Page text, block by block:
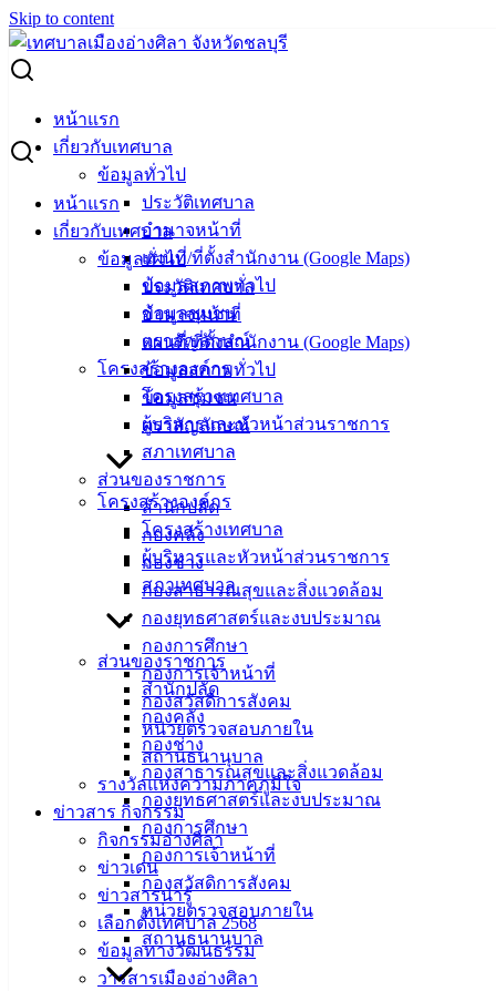
Skip to content
หน้าแรก
เกี่ยวกับเทศบาล
ข้อมูลทั่วไป
ประวัติเทศบาล
อำนาจหน้าที่
แผนที่/ที่ตั้งสำนักงาน (Google Maps)
ข้อมูลสภาพทั่วไป
ข้อมูลชุมชน
ตราสัญลักษณ์
โครงสร้างองค์กร
โครงสร้างเทศบาล
ผู้บริหารและหัวหน้าส่วนราชการ
สภาเทศบาล
ส่วนของราชการ
สำนักปลัด
กองคลัง
กองช่าง
กองสาธารณสุขและสิ่งแวดล้อม
กองยุทธศาสตร์และงบประมาณ
กองการศึกษา
กองการเจ้าหน้าที่
กองสวัสดิการสังคม
หน่วยตรวจสอบภายใน
สถานธนานุบาล
รางวัลแห่งความภาคภูมิใจ
ข่าวสาร กิจกรรม
กิจกรรมอ่างศิลา
ข่าวเด่น
ข่าวสารน่ารู้
เลือกตั้งเทศบาล 2568
ข้อมูลทางวัฒนธรรม
วารสารเมืองอ่างศิลา
หน้าแรก
เกี่ยวกับเทศบาล
ข้อมูลทั่วไป
ประวัติเทศบาล
อำนาจหน้าที่
แผนที่/ที่ตั้งสำนักงาน (Google Maps)
ข้อมูลสภาพทั่วไป
ข้อมูลชุมชน
ตราสัญลักษณ์
โครงสร้างองค์กร
โครงสร้างเทศบาล
ผู้บริหารและหัวหน้าส่วนราชการ
สภาเทศบาล
ส่วนของราชการ
สำนักปลัด
กองคลัง
กองช่าง
กองสาธารณสุขและสิ่งแวดล้อม
กองยุทธศาสตร์และงบประมาณ
กองการศึกษา
กองการเจ้าหน้าที่
กองสวัสดิการสังคม
หน่วยตรวจสอบภายใน
สถานธนานุบาล
Search for:
ผู้ชนะการเสนอราคา ออกแบบโครงการปรับภูมิทัศน์ พิพิธภัณฑ์
เฉลิมพระเกียรติ 72 พรรษามหาราช
ผู้ชนะการเสนอราคา ออกแบบโครงการ
ปรับภูมิทัศน์ พิพิธภัณฑ์เฉลิมพระเกียรติ 72
พรรษามหาราช
กันยายน 10, 2024กันยายน 10, 2024 vichakarn
ประกาศผู้ชนะ